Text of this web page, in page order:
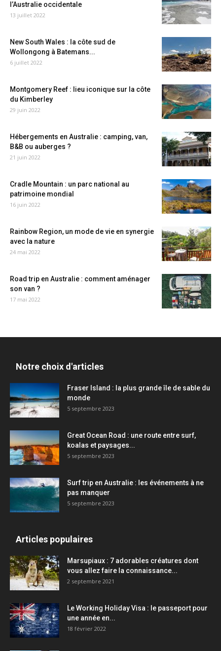
l’Australie occidentale
13 juillet 2022
New South Wales : la côte sud de
Wollongong à Batemans...
6 juillet 2022
Montgomery Reef : lieu iconique sur la côte
du Kimberley
29 juin 2022
Hébergements en Australie : camping, van,
B&B ou auberges ?
21 juin 2022
Cradle Mountain : un parc national au
patrimoine mondial
16 juin 2022
Rainbow Region, un mode de vie en synergie
avec la nature
24 mai 2022
Road trip en Australie : comment aménager
son van ?
17 mai 2022
Notre choix d'articles
Fraser Island : la plus grande île de sable du
monde
5 septembre 2023
Great Ocean Road : une route entre surf,
koalas et paysages...
5 septembre 2023
Surf trip en Australie : les événements à ne
pas manquer
5 septembre 2023
Articles populaires
Marsupiaux : 7 adorables créatures dont
vous allez faire la connaissance...
2 septembre 2021
Le Working Holiday Visa : le passeport pour
une année en...
18 février 2022